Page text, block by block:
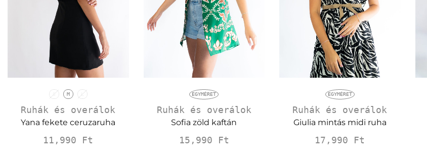
M L
Ruhák és overálok
Yana fekete ceruzaruha
11,990 Ft
EGYMÉRET
Ruhák és overálok
Sofia zöld kaftán
15,990 Ft
EGYMÉRET
Ruhák és overálok
Giulia mintás midi ruha
17,990 Ft